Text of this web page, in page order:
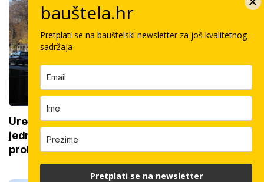
Uređenje najstarijeg rodilišta u Hrvatskoj: Još
jedna obnova KBC-a, zgrada je skrivena od
prolaznika
bauštela.hr
Pretplati se na bauštelski newsletter za još kvalitetnog
sadržaja
Pretplati se na newsletter